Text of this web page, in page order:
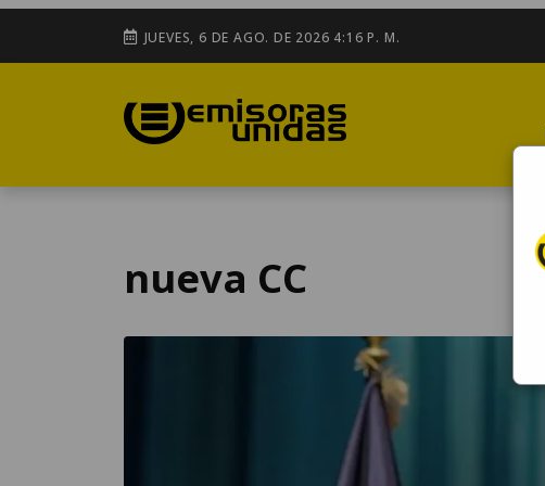
JUEVES, 6 DE AGO. DE 2026 4:16 P. M.
nueva CC